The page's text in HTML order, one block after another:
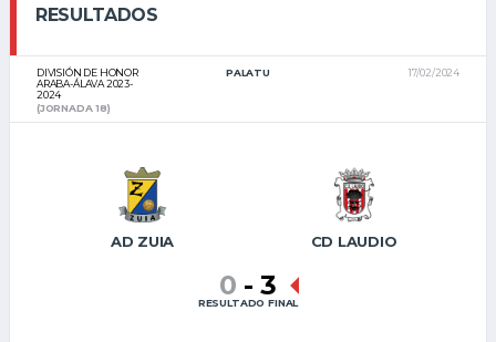
RESULTADOS
DIVISIÓN DE HONOR
ARABA-ÁLAVA 2023-
2024
PALATU 17/02/2024
(JORNADA 18)
AD ZUIA CD LAUDIO
0 - 3
RESULTADO FINAL